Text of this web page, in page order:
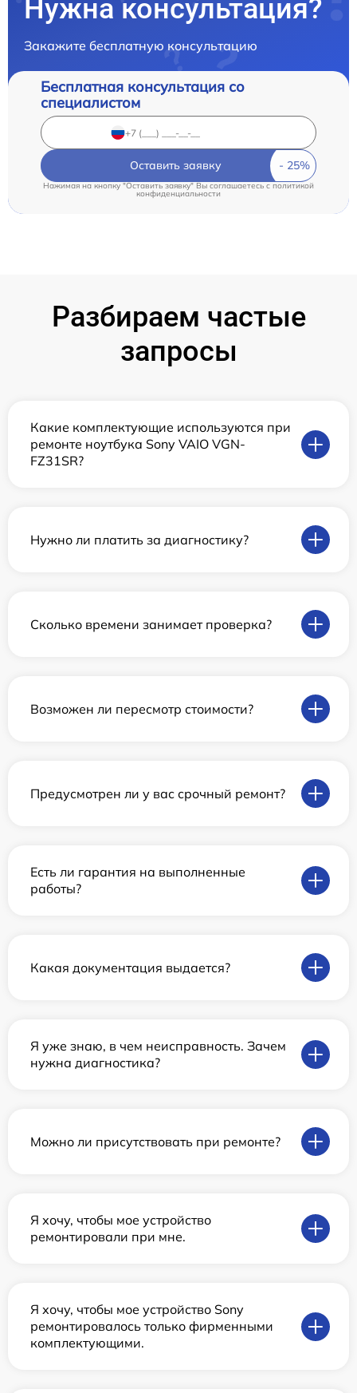
Нужна консультация?
Закажите бесплатную консультацию
Бесплатная консультация со
специалистом
Оставить заявку
Нажимая на кнопку "Оставить заявку" Вы соглашаетесь c политикой
конфиденциальности
Разбираем частые
запросы
Какие комплектующие используются при
ремонте ноутбука Sony VAIO VGN-
FZ31SR?
Нужно ли платить за диагностику?
Сколько времени занимает проверка?
Возможен ли пересмотр стоимости?
Предусмотрен ли у вас срочный ремонт?
Есть ли гарантия на выполненные
работы?
Какая документация выдается?
Я уже знаю, в чем неисправность. Зачем
нужна диагностика?
Можно ли присутствовать при ремонте?
Я хочу, чтобы мое устройство
ремонтировали при мне.
Я хочу, чтобы мое устройство Sony
ремонтировалось только фирменными
комплектующими.